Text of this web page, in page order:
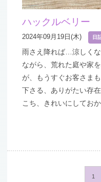
ハックルベリー
2024年09月19日(木) 日
雨さえ降れば…涼しく
ながら、荒れた庭や家
が、もうすぐお客さま
下さる、ありがたい存
こち、きれいにしてお
1